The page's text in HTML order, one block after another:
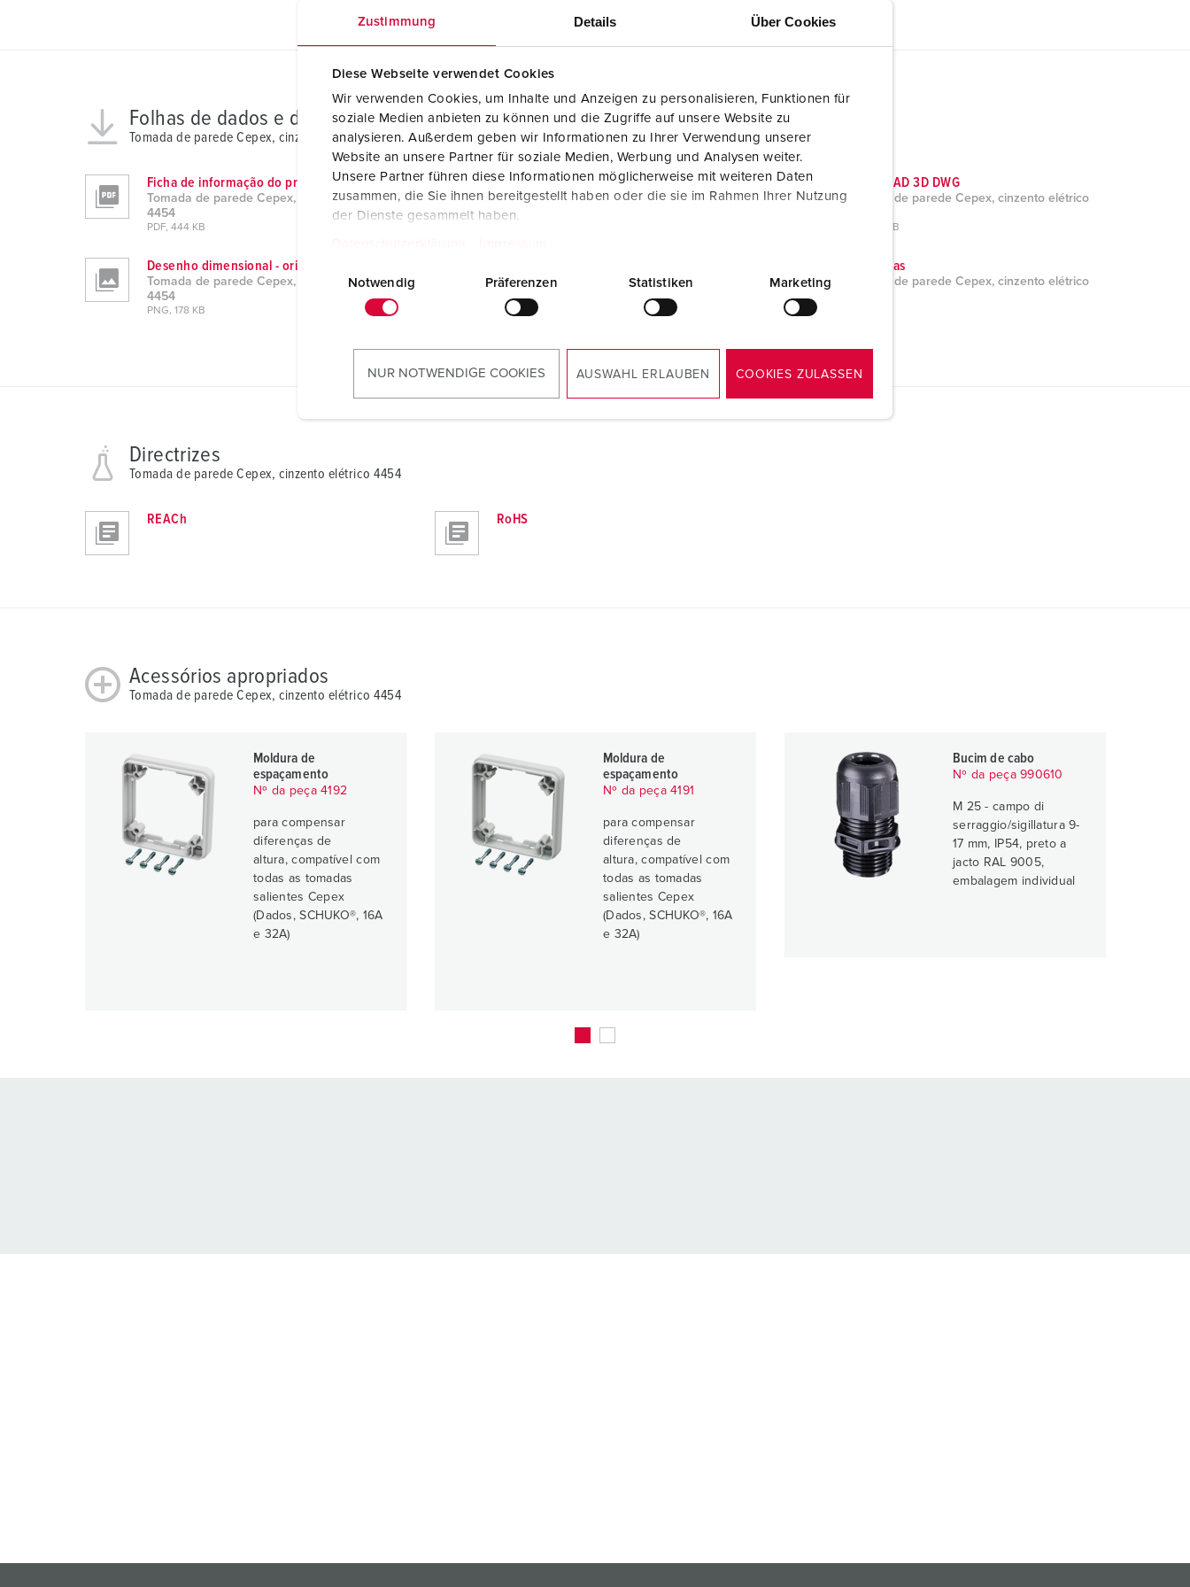
Zustimmung Details Über Cookies
Diese Webseite verwendet Cookies
Wir verwenden Cookies, um Inhalte und Anzeigen zu personalisieren, Funktionen für
soziale Medien anbieten zu können und die Zugriffe auf unsere Website zu
analysieren. Außerdem geben wir Informationen zu Ihrer Verwendung unserer
Website an unsere Partner für soziale Medien, Werbung und Analysen weiter.
Unsere Partner führen diese Informationen möglicherweise mit weiteren Daten
zusammen, die Sie ihnen bereitgestellt haben oder die sie im Rahmen Ihrer Nutzung
der Dienste gesammelt haben.
n
Notwendig Präferenzen Statistiken Marketing
NUR NOTWENDIGE COOKIES AUSWAHL ERLAUBEN COOKIES ZULASSEN
Folhas de dados e downloads
Tomada de parede Cepex, cinzento elétrico 4454
Ficha de informação do produto
Tomada de parede Cepex, cinzento elétrico
4454
PDF, 444 KB
Dados CAD STP
Tomada de parede Cepex, cinzento elétrico
4454
Dados CAD 3D DWG
Tomada de parede Cepex, cinzento elétrico
ZIP, 938 KB
Desenho dimensional - orientação vertical
Tomada de parede Cepex, cinzento elétrico
4454
PNG, 178 KB
horizontal
Tomada de parede Cepex, cinzento elétrico
4454
Brochuras
Tomada de parede Cepex, cinzento elétrico
Directrizes
Tomada de parede Cepex, cinzento elétrico 4454
REACh RoHS
Acessórios apropriados
Tomada de parede Cepex, cinzento elétrico 4454
Moldura de
espaçamento
Nº da peça 4192
para compensar
diferenças de
altura, compatível com
todas as tomadas
salientes Cepex
(Dados, SCHUKO®, 16A
e 32A)
Moldura de
espaçamento
Nº da peça 4191
para compensar
diferenças de
altura, compatível com
todas as tomadas
salientes Cepex
(Dados, SCHUKO®, 16A
e 32A)
Bucim de cabo
Nº da peça 990610
M 25 - campo di
serraggio/sigillatura 9-
17 mm, IP54, preto a
jacto RAL 9005,
embalagem individual